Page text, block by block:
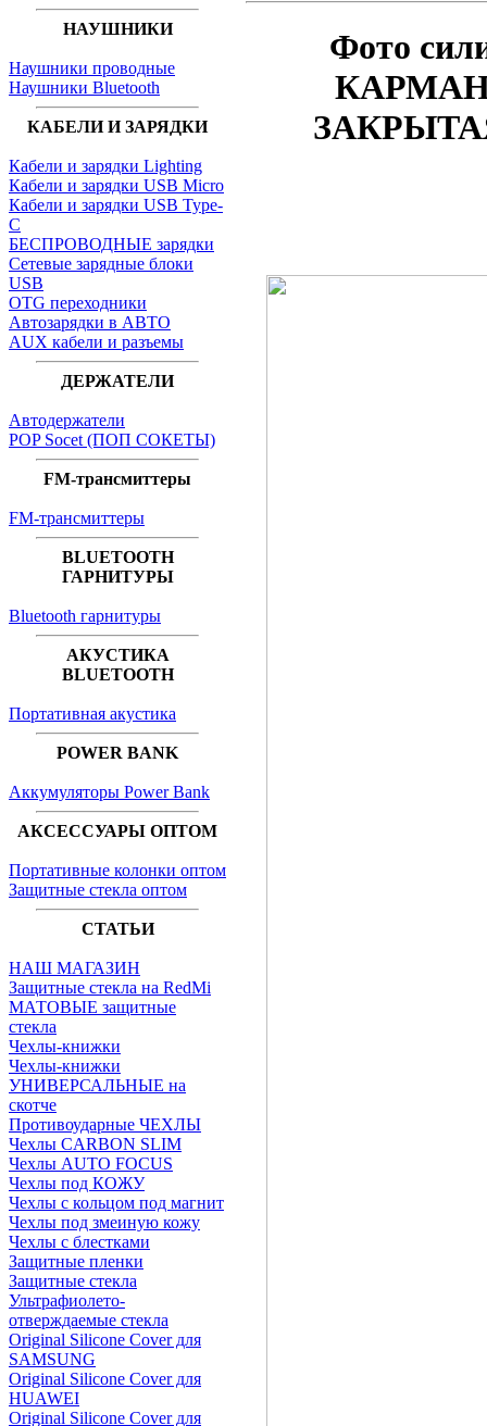
НАУШНИКИ
Наушники проводные
Наушники Bluetooth
КАБЕЛИ И ЗАРЯДКИ
Кабели и зарядки Lighting
Кабели и зарядки USB Micro
Кабели и зарядки USB Type-
C
БЕСПРОВОДНЫЕ зарядки
Сетевые зарядные блоки
USB
OTG переходники
Автозарядки в АВТО
AUX кабели и разъемы
ДЕРЖАТЕЛИ
Автодержатели
POP Socet (ПОП СОКЕТЫ)
FM-трансмиттеры
FM-трансмиттеры
BLUETOOTH
ГАРНИТУРЫ
Bluetooth гарнитуры
АКУСТИКА
BLUETOOTH
Портативная акустика
POWER BANK
Аккумуляторы Power Bank
АКСЕССУАРЫ ОПТОМ
Портативные колонки оптом
Защитные стекла оптом
СТАТЬИ
НАШ МАГАЗИН
Защитные стекла на RedMi
МАТОВЫЕ защитные
стекла
Чехлы-книжки
Чехлы-книжки
УНИВЕРСАЛЬНЫЕ на
скотче
Противоударные ЧЕХЛЫ
Чехлы CARBON SLIM
Чехлы AUTO FOCUS
Чехлы под КОЖУ
Чехлы с кольцом под магнит
Чехлы под змеиную кожу
Чехлы с блестками
Защитные пленки
Защитные стекла
Ультрафиолето-
отверждаемые стекла
Original Silicone Cover для
SAMSUNG
Original Silicone Cover для
HUAWEI
Original Silicone Cover для
Фото